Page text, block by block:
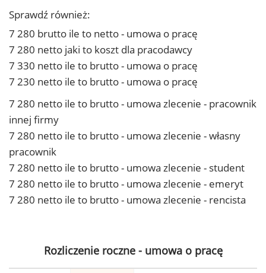
Sprawdź również:
7 280 brutto ile to netto - umowa o pracę
7 280 netto jaki to koszt dla pracodawcy
7 330 netto ile to brutto - umowa o pracę
7 230 netto ile to brutto - umowa o pracę
7 280 netto ile to brutto - umowa zlecenie - pracownik
innej firmy
7 280 netto ile to brutto - umowa zlecenie - własny
pracownik
7 280 netto ile to brutto - umowa zlecenie - student
7 280 netto ile to brutto - umowa zlecenie - emeryt
7 280 netto ile to brutto - umowa zlecenie - rencista
Rozliczenie roczne - umowa o pracę